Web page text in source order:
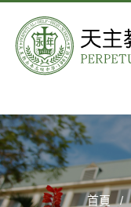
首頁